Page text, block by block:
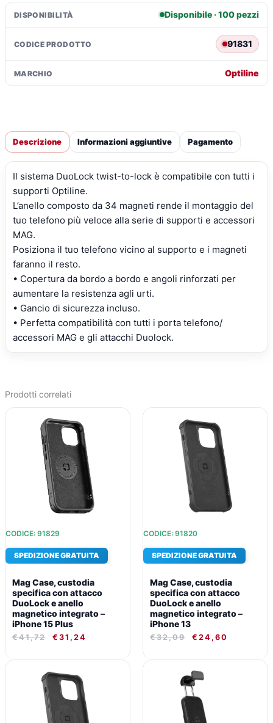
quantità
DISPONIBILITÀ Disponibile · 100 pezzi
CODICE PRODOTTO 91831
MARCHIO Optiline
Descrizione Informazioni aggiuntive Pagamento
Il sistema DuoLock twist-to-lock è compatibile con tutti i
supporti Optiline.
L’anello composto da 34 magneti rende il montaggio del
tuo telefono più veloce alla serie di supporti e accessori
MAG.
Posiziona il tuo telefono vicino al supporto e i magneti
faranno il resto.
• Copertura da bordo a bordo e angoli rinforzati per
aumentare la resistenza agli urti.
• Gancio di sicurezza incluso.
• Perfetta compatibilità con tutti i porta telefono/
accessori MAG e gli attacchi Duolock.
Prodotti correlati
CODICE: 91829
SPEDIZIONE GRATUITA
Mag Case, custodia
specifica con attacco
DuoLock e anello
magnetico integrato –
iPhone 15 Plus
€41,72
PREZZO
ORIGINALE
ERA:
€41,72.
€ 31,24
È:
€31,24.
CODICE: 91820
SPEDIZIONE GRATUITA
Mag Case, custodia
specifica con attacco
DuoLock e anello
magnetico integrato –
iPhone 13
€32,09
PREZZO
ORIGINALE
ERA:
€32,09.
€ 24,60
PREZZO
ORIGINALE
ERA:
€32,09.
PREZZO
ORIGINALE
ERA:
€29,89.